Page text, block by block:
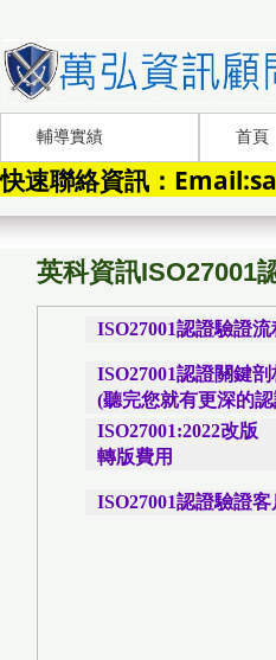
輔導實績 首頁
快速聯絡資訊：
英科資訊ISO27001
ISO27001認證驗證流
ISO27001認證關鍵剖
(聽完您就有更深的
ISO27001:2022改版
轉版費用
ISO27001認證驗證客